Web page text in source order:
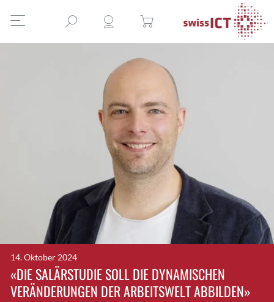
14. Oktober 2024
«DIE SALÄRSTUDIE SOLL DIE DYNAMISCHEN
VERÄNDERUNGEN DER ARBEITSWELT ABBILDEN»